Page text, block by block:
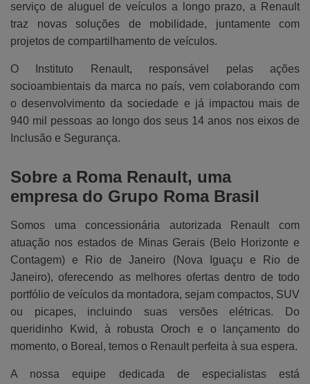
serviço de aluguel de veículos a longo prazo, a Renault
traz novas soluções de mobilidade, juntamente com
projetos de compartilhamento de veículos.
O Instituto Renault, responsável pelas ações
socioambientais da marca no país, vem colaborando com
o desenvolvimento da sociedade e já impactou mais de
940 mil pessoas ao longo dos seus 14 anos nos eixos de
Inclusão e Segurança.
Sobre a Roma Renault, uma
empresa do Grupo Roma Brasil
Somos uma concessionária autorizada Renault com
atuação nos estados de Minas Gerais (Belo Horizonte e
Contagem) e Rio de Janeiro (Nova Iguaçu e Rio de
Janeiro), oferecendo as melhores ofertas dentro de todo
portfólio de veículos da montadora, sejam compactos, SUV
ou picapes, incluindo suas versões elétricas. Do
queridinho Kwid, à robusta Oroch e o lançamento do
momento, o Boreal, temos o Renault perfeita à sua espera.
A nossa equipe dedicada de especialistas está